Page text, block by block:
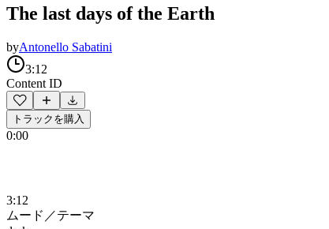
The last days of the Earth
byAntonello Sabatini
3:12
Content ID
トラックを購入
0:00
3:12
ムード／テーマ